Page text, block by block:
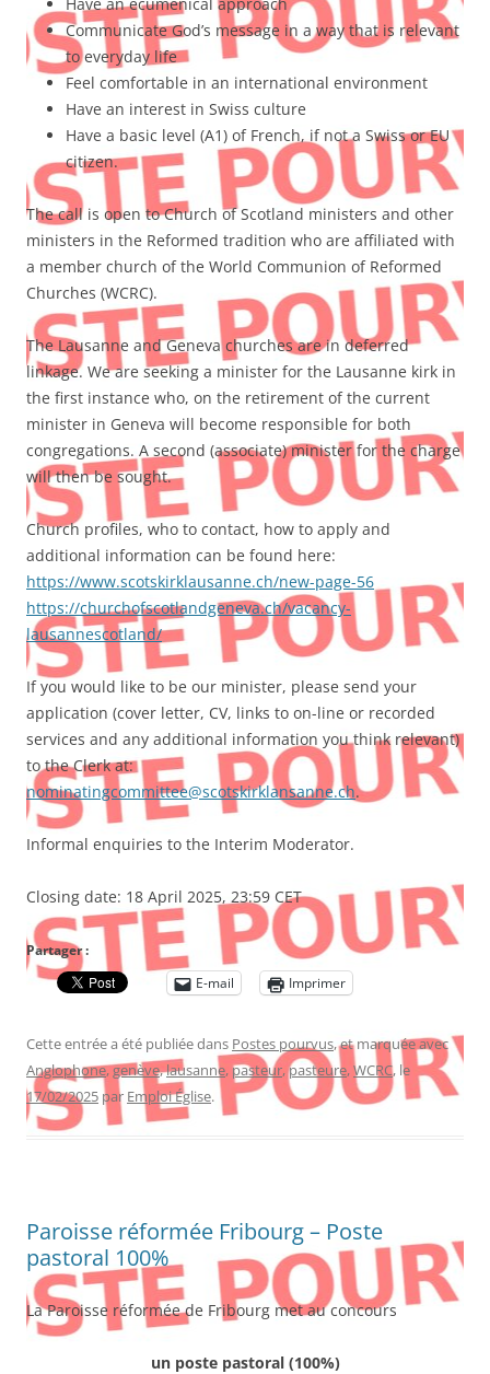
Communicate God’s message in a way that is relevant
to everyday life
Feel comfortable in an international environment
Have an interest in Swiss culture
Have a basic level (A1) of French, if not a Swiss or EU
citizen.
The call is open to Church of Scotland ministers and other
ministers in the Reformed tradition who are affiliated with
a member church of the World Communion of Reformed
Churches (WCRC).
The Lausanne and Geneva churches are in deferred
linkage. We are seeking a minister for the Lausanne kirk in
the first instance who, on the retirement of the current
minister in Geneva will become responsible for both
congregations. A second (associate) minister for the charge
will then be sought.
Church profiles, who to contact, how to apply and
additional information can be found here:
https://www.scotskirklausanne.ch/new-page-56
https://churchofscotlandgeneva.ch/vacancy-
lausannescotland/
If you would like to be our minister, please send your
application (cover letter, CV, links to on-line or recorded
services and any additional information you think relevant)
to the Clerk at:
nominatingcommittee@scotskirklansanne.ch.
Informal enquiries to the Interim Moderator.
Closing date: 18 April 2025, 23:59 CET
Partager :
E-mail
Imprimer
Cette entrée a été publiée dans Postes pourvus, et marquée avec
Anglophone,genève,lausanne, pasteur,pasteure,WCRC, le
17/02/2025 par Emploi Église.
Paroisse réformée Fribourg – Poste
pastoral 100%
La Paroisse réformée de Fribourg met au concours
un poste pastoral (100%)